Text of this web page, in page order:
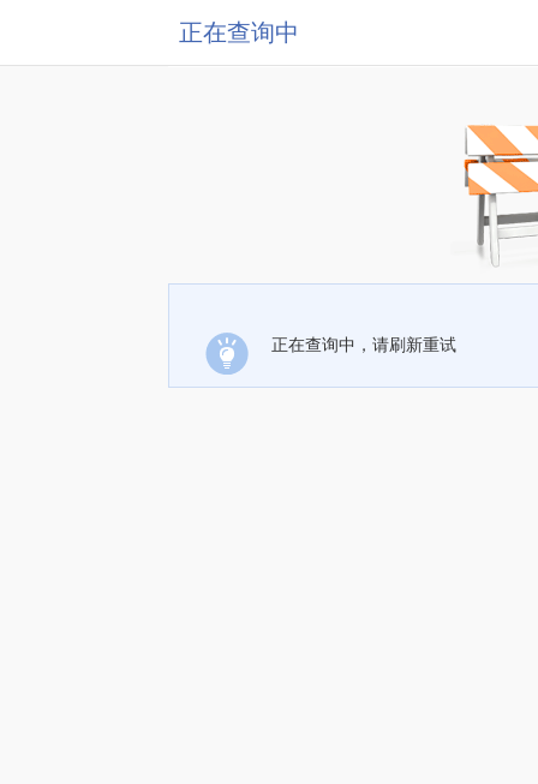
正在查询中
正在查询中，请刷新重试